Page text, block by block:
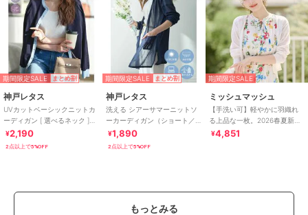
期間限定SALE まとめ割
神戸レタス
UVカットベーシックニットカ
ーディガン [ 選べるネック ]
[C6886]
¥2,190
2点以上で5%OFF
期間限定SALE まとめ割
神戸レタス
洗える シアーサマーニットソ
ーカーディガン（ショート／
ミディアム／ロング）
[C3703]
¥1,890
2点以上で5%OFF
期間限定SALE
ミッシュマッシュ
【手洗い可】軽やかに羽織れ
る上品な一枚。2026春夏新作
ラメシアーVネッククロップド
¥4,851
もっとみる